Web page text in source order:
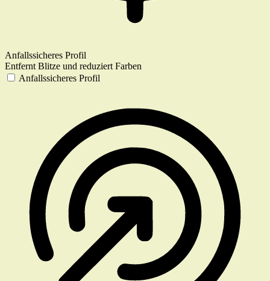
Anfallssicheres Profil
Entfernt Blitze und reduziert Farben
Anfallssicheres Profil